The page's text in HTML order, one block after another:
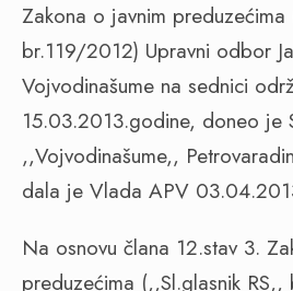
Zakona o javnim preduzećima
br.119/2012) Upravni odbor
Vojvodinašume na sednici
15.03.2013.godine, doneo je
,,Vojvodinašume,,
dala je Vlada APV
Na osnovu člana 12.stav 3.
preduzećima (,,Sl.glasnik